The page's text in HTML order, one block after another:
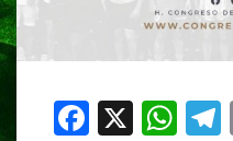
F
X
W